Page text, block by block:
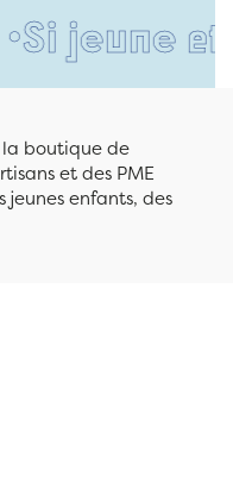
et déjà si
la boutique de
et des PME
enfants, des